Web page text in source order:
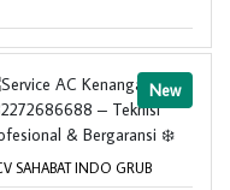
New
SAHABAT INDO GRUB